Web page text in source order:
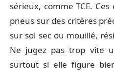
sérieux, comme TCE.
pneus sur des critères
sur sol sec ou mouillé,
Ne jugez pas trop vite
surtout si elle figure